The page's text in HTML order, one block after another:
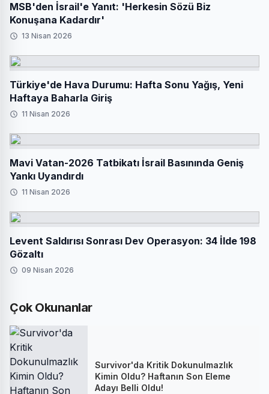
MSB'den İsrail'e Yanıt: 'Herkesin Sözü Biz
Konuşana Kadardır'
13 Nisan 2026
Türkiye'de Hava Durumu: Hafta Sonu Yağış, Yeni
Haftaya Baharla Giriş
11 Nisan 2026
Mavi Vatan-2026 Tatbikatı İsrail Basınında Geniş
Yankı Uyandırdı
11 Nisan 2026
Levent Saldırısı Sonrası Dev Operasyon: 34 İlde 198
Gözaltı
09 Nisan 2026
Çok Okunanlar
Survivor'da Kritik Dokunulmazlık
Kimin Oldu? Haftanın Son Eleme
Adayı Belli Oldu!